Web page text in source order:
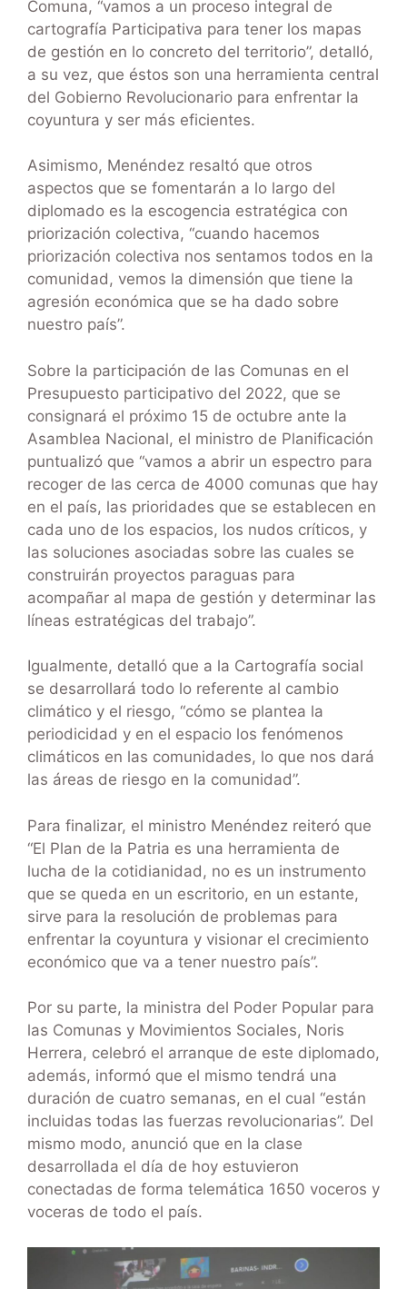
Comuna, “vamos a un proceso integral de
cartografía Participativa para tener los mapas
de gestión en lo concreto del territorio”, detalló,
a su vez, que éstos son una herramienta central
del Gobierno Revolucionario para enfrentar la
coyuntura y ser más eficientes.
Asimismo, Menéndez resaltó que otros
aspectos que se fomentarán a lo largo del
diplomado es la escogencia estratégica con
priorización colectiva, “cuando hacemos
priorización colectiva nos sentamos todos en la
comunidad, vemos la dimensión que tiene la
agresión económica que se ha dado sobre
nuestro país”.
Sobre la participación de las Comunas en el
Presupuesto participativo del 2022, que se
consignará el próximo 15 de octubre ante la
Asamblea Nacional, el ministro de Planificación
puntualizó que “vamos a abrir un espectro para
recoger de las cerca de 4000 comunas que hay
en el país, las prioridades que se establecen en
cada uno de los espacios, los nudos críticos, y
las soluciones asociadas sobre las cuales se
construirán proyectos paraguas para
acompañar al mapa de gestión y determinar las
líneas estratégicas del trabajo”.
Igualmente, detalló que a la Cartografía social
se desarrollará todo lo referente al cambio
climático y el riesgo, “cómo se plantea la
periodicidad y en el espacio los fenómenos
climáticos en las comunidades, lo que nos dará
las áreas de riesgo en la comunidad”.
Para finalizar, el ministro Menéndez reiteró que
“El Plan de la Patria es una herramienta de
lucha de la cotidianidad, no es un instrumento
que se queda en un escritorio, en un estante,
sirve para la resolución de problemas para
enfrentar la coyuntura y visionar el crecimiento
económico que va a tener nuestro país”.
Por su parte, la ministra del Poder Popular para
las Comunas y Movimientos Sociales, Noris
Herrera, celebró el arranque de este diplomado,
además, informó que el mismo tendrá una
duración de cuatro semanas, en el cual “están
incluidas todas las fuerzas revolucionarias”. Del
mismo modo, anunció que en la clase
desarrollada el día de hoy estuvieron
conectadas de forma telemática 1650 voceros y
voceras de todo el país.